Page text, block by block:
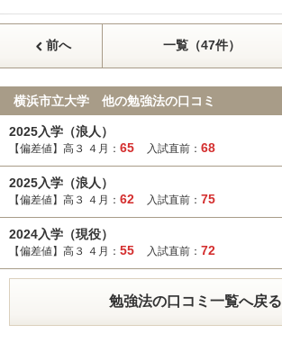
前へ 一覧（47件）
横浜市立大学 他の勉強法の口コミ
2025入学（浪人）
【偏差値】高３ ４月： 65 入試直前： 68
2025入学（浪人）
【偏差値】高３ ４月： 62 入試直前： 75
2024入学（現役）
【偏差値】高３ ４月： 55 入試直前： 72
勉強法の口コミ一覧へ戻る